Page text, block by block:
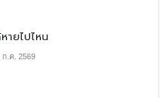
ายไปไหน
ก.ค. 2569